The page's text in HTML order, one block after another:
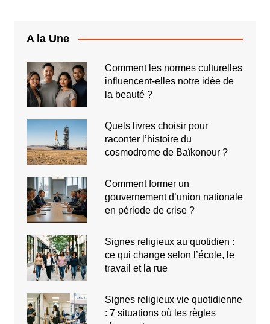
A la Une
Comment les normes culturelles
influencent-elles notre idée de
la beauté ?
Quels livres choisir pour
raconter l’histoire du
cosmodrome de Baïkonour ?
Comment former un
gouvernement d’union nationale
en période de crise ?
Signes religieux au quotidien :
ce qui change selon l’école, le
travail et la rue
Signes religieux vie quotidienne
: 7 situations où les règles